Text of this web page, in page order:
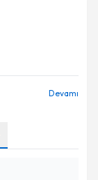
Aydınlatma
belirtilen
Devamı